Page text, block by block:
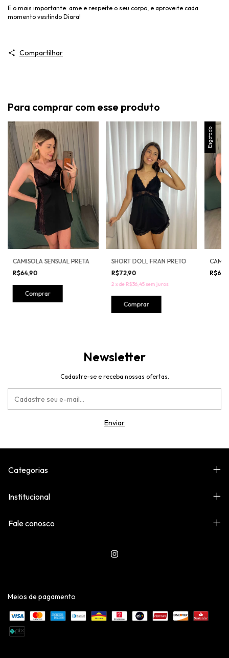
E o mais importante: ame e respeite o seu corpo, e aproveite cada
momento vestindo Diara!
Compartilhar
Para comprar com esse produto
CAMISOLA SENSUAL PRETA
R$64,90
Comprar
SHORT DOLL FRAN PRETO
R$72,90
2 xdeR$36,45sem juros
Comprar
Esgotado
Newsletter
Cadastre-se e receba nossas ofertas.
Categorias
Institucional
Fale conosco
Meios de pagamento